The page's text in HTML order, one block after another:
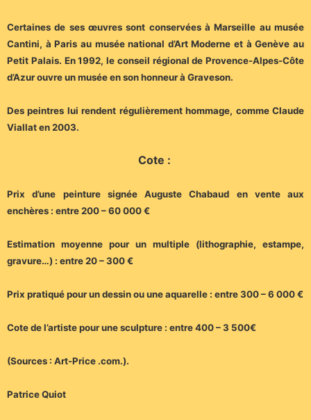
Certaines de ses œuvres sont conservées à Marseille au musée
Cantini, à Paris au musée national d’Art Moderne et à Genève au
Petit Palais. En 1992, le conseil régional de Provence-Alpes-Côte
d’Azur ouvre un musée en son honneur à Graveson.
Des peintres lui rendent régulièrement hommage, comme Claude
Viallat en 2003.
Cote :
Prix d’une peinture signée Auguste Chabaud en vente aux
enchères : entre 200 – 60 000 €
Estimation moyenne pour un multiple (lithographie, estampe,
gravure…) : entre 20 – 300 €
Prix pratiqué pour un dessin ou une aquarelle : entre 300 – 6 000 €
Cote de l’artiste pour une sculpture : entre 400 – 3 500€
(Sources : Art-Price .com.).
Patrice Quiot